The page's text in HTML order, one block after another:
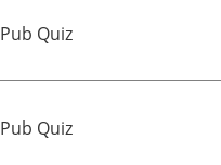
Pub Quiz
Pub Quiz